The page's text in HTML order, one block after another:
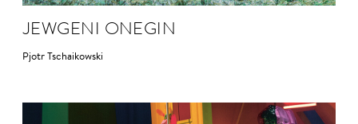
JEW­GENI ONEGIN
Pjotr Tschaikowski